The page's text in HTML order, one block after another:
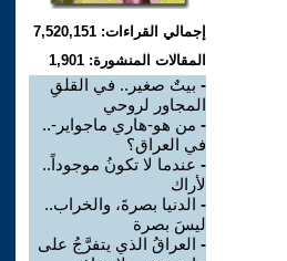
إجمالي القراءات: 7,520,151
المقالات المنشورة: 1,901
- بيتٌ صغير.. في القلقِ
المجاور لروحي
- من هو-هاري ماجواير-..
في العراق؟
- عندما لا تكونُ موجوداً..
لأراك
- الدنيا بصرةَ، والخراب..
ليسَ بصرة
- العراقُ الذي يتفرَّجُ على